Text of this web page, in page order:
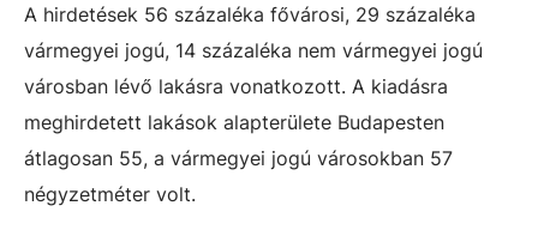
A hirdetések 56 százaléka fővárosi, 29 százaléka
vármegyei jogú, 14 százaléka nem vármegyei jogú
városban lévő lakásra vonatkozott. A kiadásra
meghirdetett lakások alapterülete Budapesten
átlagosan 55, a vármegyei jogú városokban 57
négyzetméter volt.